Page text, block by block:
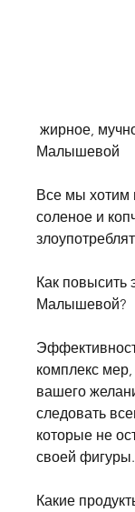
Малышевой
Все мы хотим
соленое и
Как
Малышевой?
комплекс мер,
вашего
следовать
которые не
своей
Какие